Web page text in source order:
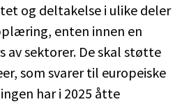
og deltakelse i ulike deler
enten innen en
av sektorer. De skal støtte
som svarer til europeiske
har i 2025 åtte